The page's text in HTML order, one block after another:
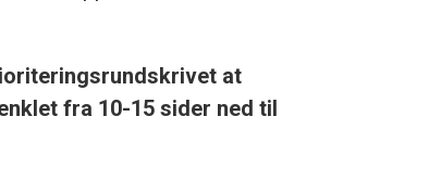
at
fra 10-15 sider ned til